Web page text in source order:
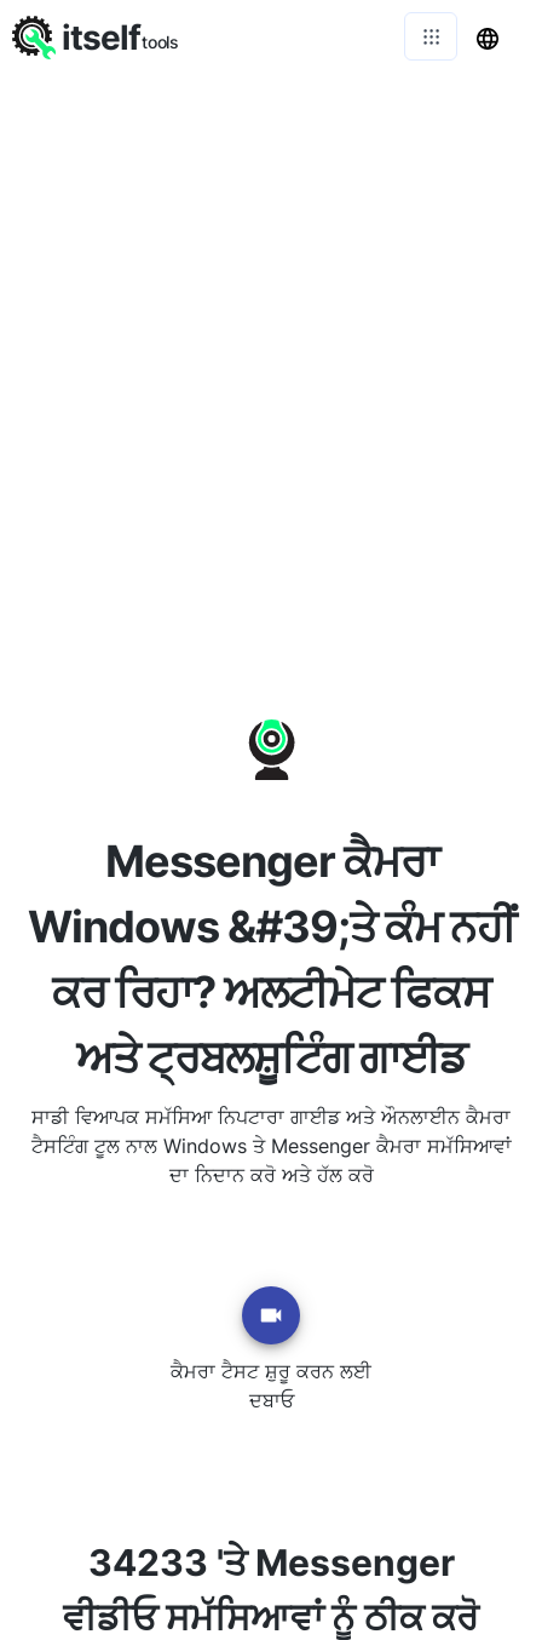
Messenger ਕੈਮਰਾ
Windows &#39;ਤੇ ਕੰਮ ਨਹੀਂ
ਕਰ ਰਿਹਾ? ਅਲਟੀਮੇਟ ਫਿਕਸ
ਅਤੇ ਟ੍ਰਬਲਸ਼ੂਟਿੰਗ ਗਾਈਡ
ਸਾਡੀ ਵਿਆਪਕ ਸਮੱਸਿਆ ਨਿਪਟਾਰਾ ਗਾਈਡ ਅਤੇ ਔਨਲਾਈਨ ਕੈਮਰਾ
ਟੈਸਟਿੰਗ ਟੂਲ ਨਾਲ Windows ਤੇ Messenger ਕੈਮਰਾ ਸਮੱਸਿਆਵਾਂ
ਦਾ ਨਿਦਾਨ ਕਰੋ ਅਤੇ ਹੱਲ ਕਰੋ
ਕੈਮਰਾ ਟੈਸਟ ਸ਼ੁਰੂ ਕਰਨ ਲਈ
ਦਬਾਓ
34233 'ਤੇ Messenger
ਵੀਡੀਓ ਸਮੱਸਿਆਵਾਂ ਨੂੰ ਠੀਕ ਕਰੋ
itselftools